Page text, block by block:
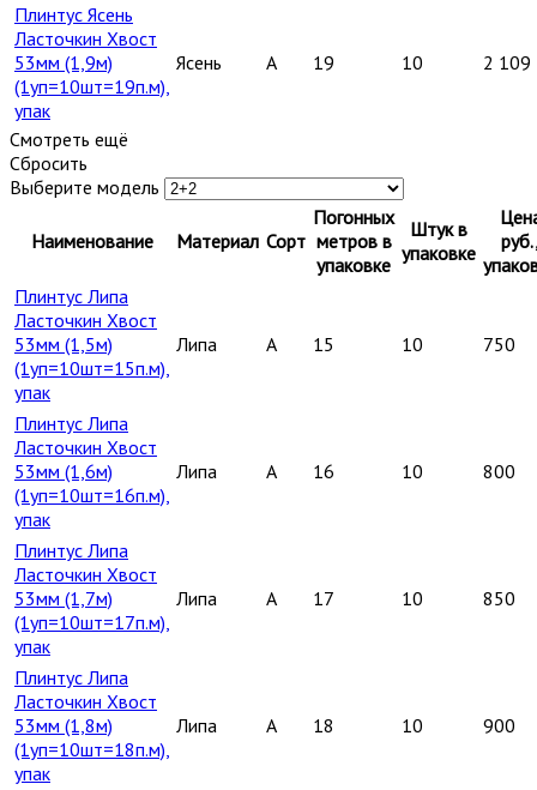
Плинтус Ясень
Ласточкин Хвост
53мм (1,9м)
(1уп=10шт=19п.м),
упак
Ясень A 19 10 2 109
Смотреть ещё
Сбросить
Выберите модель
Наименование Материал Сорт
Погонных
метров в
упаковке
Штук в
упаковке
Плинтус Липа
Ласточкин Хвост
53мм (1,5м)
(1уп=10шт=15п.м),
упак
Липа A 15 10 750
Плинтус Липа
Ласточкин Хвост
53мм (1,6м)
(1уп=10шт=16п.м),
упак
Липа A 16 10 800
Плинтус Липа
Ласточкин Хвост
53мм (1,7м)
(1уп=10шт=17п.м),
упак
Липа A 17 10 850
Плинтус Липа
Ласточкин Хвост
53мм (1,8м)
(1уп=10шт=18п.м),
упак
Липа A 18 10 900